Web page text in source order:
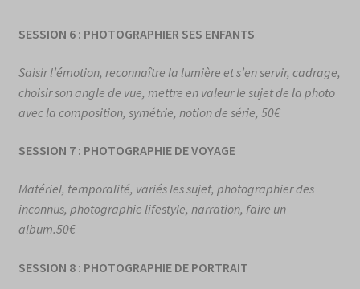
SESSION 6 : PHOTOGRAPHIER SES ENFANTS
Saisir l’émotion, reconnaître la lumière et s’en servir, cadrage,
choisir son angle de vue, mettre en valeur le sujet de la photo
avec la composition, symétrie, notion de série, 50€
SESSION 7 : PHOTOGRAPHIE DE VOYAGE
Matériel, temporalité, variés les sujet, photographier des
inconnus, photographie lifestyle, narration, faire un
album.50€
SESSION 8 : PHOTOGRAPHIE DE PORTRAIT